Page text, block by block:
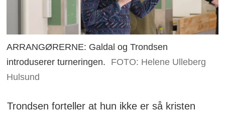
ARRANGØRERNE: Galdal og Trondsen
introduserer turneringen.
FOTO: Helene Ulleberg
Hulsund
Trondsen forteller at hun ikke er så kristen